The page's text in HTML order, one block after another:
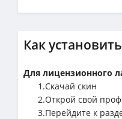
Как
Для лицензионного
1.Cкачай скин
2.Открой свой
3.Перейдите к